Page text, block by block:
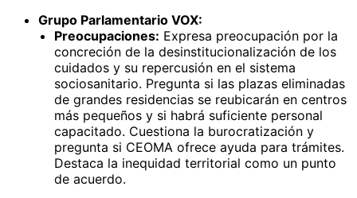
Grupo Parlamentario VOX:
Preocupaciones: Expresa preocupación por la
concreción de la desinstitucionalización de los
cuidados y su repercusión en el sistema
sociosanitario. Pregunta si las plazas eliminadas
de grandes residencias se reubicarán en centros
más pequeños y si habrá suficiente personal
capacitado. Cuestiona la burocratización y
pregunta si CEOMA ofrece ayuda para trámites.
Destaca la inequidad territorial como un punto
de acuerdo.